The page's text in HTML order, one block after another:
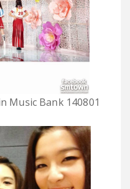
Music Bank 140801